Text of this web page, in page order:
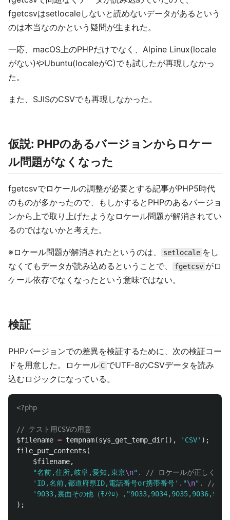
fgetcsvはsetlocaleしないと読めないデータがあるという
のは本当なのかという疑問が生まれた。
一応、macOS上のPHPだけでなく、Alpine Linux(locale
がない)やUbuntu(localeがC)でも試したが再現しなかっ
た。
また、SJISのCSVでも再現しなかった。
仮説: PHPのあるバージョンからロケー
ル問題がなくなった
fgetcsvでロケールの調整が必要とする記事がPHP5時代
のものが多かったので、もしかするとPHPのあるバージョ
ンから上で取り上げたようなロケール問題が解消されてい
るのではないかと考えた。
※ロケール問題が解消されたというのは、 setlocale をし
なくてもデータが読み込めるということで、
fgetcsv がロ
ケール依存でなくなったという意味ではない。
検証
PHPバージョンでの差異を検証するために、次の検証コー
ドを用意した。ロケール C でUTF-8のCSVデータを読み
込むロジックになっている。
<?php
// テスト用CSVの用意
$filename = tempnam(sys_get_temp_dir(), 'CSV' );
file_put_contents (
$filename,
"名前,住所,岐阜,愛知,東京\n" .
// ロケールが正しくな
'ID,名前,都道府県ID,電話番号or携帯番号' . "\n" .
// ロ
'9033,裏面その他（ﾓﾉｸﾛ）
);